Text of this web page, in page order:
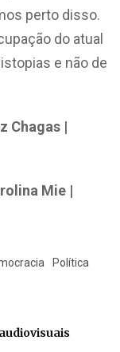
perto disso.
do atual
e não de
Chagas |
Mie |
Política